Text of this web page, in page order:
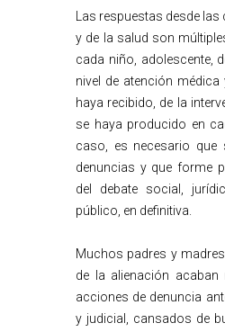
Las respuestas desde
y de la salud son
cada niño, adolescente,
nivel de atención
haya recibido, de la
se haya producido en
caso, es necesario que
denuncias y que forme
del debate social,
público, en definitiva.
Muchos padres y
de la alienación acaban
acciones de denuncia
y judicial, cansados de